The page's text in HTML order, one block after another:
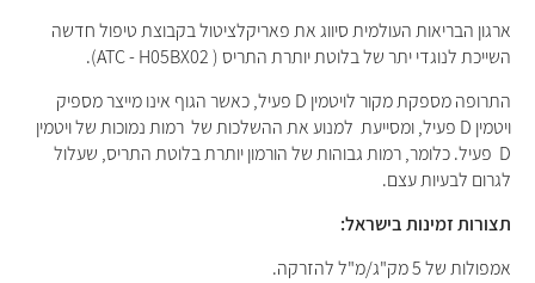
ארגון הבריאות העולמית סיווג את פאריקלציטול בקבוצת טיפול חדשה
השייכת לנוגדי יתר של בלוטת יותרת התריס ( ATC - H05BX02).
התרופה מספקת מקור לויטמין D פעיל, כאשר הגוף אינו מייצר מספיק
ויטמין D פעיל, ומסייעת למנוע את ההשלכות של רמות נמוכות של ויטמין
D פעיל. כלומר, רמות גבוהות של הורמון יותרת בלוטת התריס, שעלול
לגרום לבעיות עצם.
תצורות זמינות בישראל:
אמפולות של 5 מק"ג/מ"ל להזרקה.